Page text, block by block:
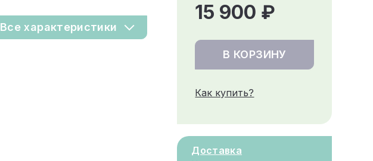
Все характеристики
15 900 ₽
В КОРЗИНУ
Как купить?
Доставка